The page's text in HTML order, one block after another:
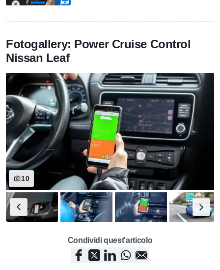
Fotogallery: Power Cruise Control
Nissan Leaf
10
Condividi quest'articolo